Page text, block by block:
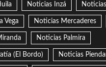
Noticias Inzá
Vega Noticias Mercaderes
Noticias Palmira
(El Bordo) Noticias